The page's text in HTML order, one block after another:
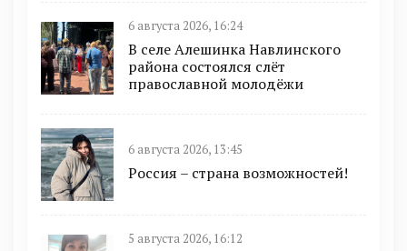
6 августа 2026, 16:24
В селе Алешинка Навлинского
района состоялся слёт
православной молодёжи
6 августа 2026, 13:45
Россия – страна возможностей!
5 августа 2026, 16:12